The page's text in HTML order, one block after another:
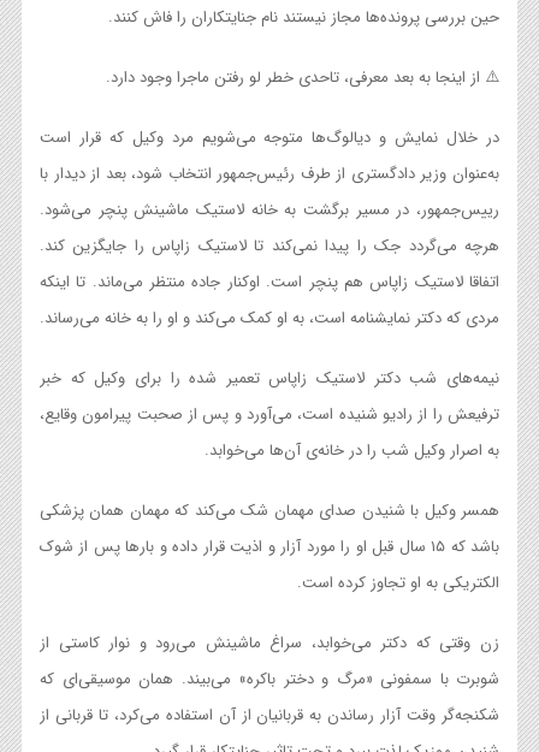
حین بررسی پرونده‌ها مجاز نیستند نام جنایتکاران را فاش کنند.
⚠️ از اینجا به بعد معرفی، تاحدی خطر لو رفتن ماجرا وجود دارد.
در خلال نمایش و دیالوگ‌ها متوجه می‌شویم مرد وکیل که قرار است
به‌عنوان وزیر دادگستری از طرف رئیس‌جمهور انتخاب شود، بعد از دیدار با
رییس‌جمهور، در مسیر برگشت به خانه لاستیک ماشینش پنچر می‌شود.
هرچه می‌گردد جک را پیدا نمی‌کند تا لاستیک زاپاس را جایگزین کند.
اتفاقا لاستیک زاپاس هم پنچر است. او‌کنار جاده منتظر می‌ماند. تا اینکه
مردی که دکتر نمایشنامه است، به او کمک می‌کند و او را به خانه می‌رساند.
نیمه‌های شب دکتر لاستیک زاپاس تعمیر شده را برای وکیل که خبر
ترفیعش را از رادیو شنیده است، می‌آورد و پس از صحبت پیرامون وقایع،
به اصرار وکیل شب را در خانه‌ی آن‌ها می‌خوابد.
همسر وکیل با شنیدن صدای مهمان شک‌ می‌کند که مهمان همان پزشکی
باشد که ۱۵ سال قبل او را مورد آزار و اذیت قرار داده و بارها پس از شوک
الکتریکی به او تجاوز کرده است.
زن وقتی که دکتر می‌خوابد، سراغ ماشینش می‌رود و نوار کاستی از
شوبرت با سمفونی «مرگ و دختر باکره» می‌بیند. همان موسیقی‌ای که
شکنجه‌گر وقت آزار رساندن به قربانیان از آن استفاده می‌کرد، تا قربانی از